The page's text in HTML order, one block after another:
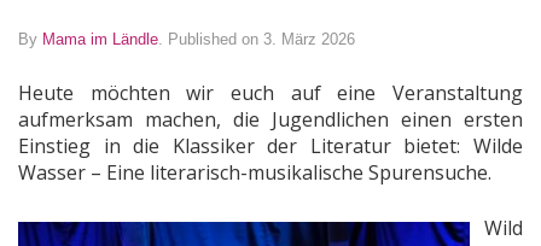
By Mama im Ländle Published on 3. März 2026
Heute möchten wir euch auf eine Veranstaltung
aufmerksam machen, die Jugendlichen einen ersten
Einstieg in die Klassiker der Literatur bietet: Wilde
Wasser – Eine literarisch-musikalische Spurensuche.
Wild